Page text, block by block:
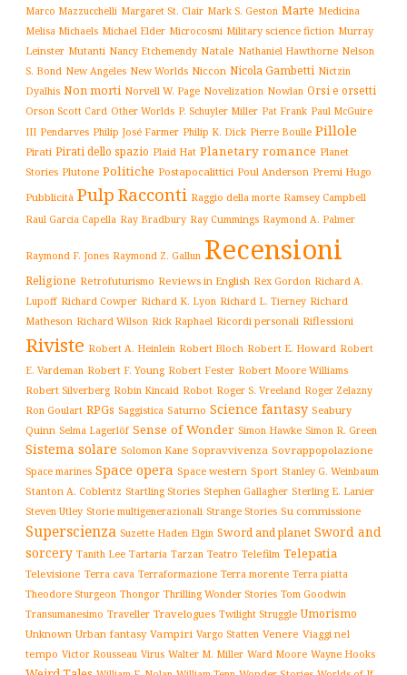
Marco Mazzucchelli Margaret St. Clair Mark S. Geston Marte Medicina
Melisa Michaels Michael Elder Microcosmi Military science fiction Murray
Leinster Mutanti Nancy Etchemendy Natale Nathaniel Hawthorne Nelson
S. Bond New Angeles New Worlds Niccon Nicola Gambetti Nictzin
Dyalhis Non morti Norvell W. Page Novelization Nowlan Orsi e orsetti
Orson Scott Card Other Worlds P. Schuyler Miller Pat Frank Paul McGuire
III Pendarves Philip José Farmer Philip K. Dick Pierre Boulle Pillole
Pirati Pirati dello spazio Plaid Hat Planetary romance Planet
Stories Plutone Politiche Postapocalittici Poul Anderson Premi Hugo
Pubblicità Pulp Racconti Raggio della morte Ramsey Campbell
Raul Garcia Capella Ray Bradbury Ray Cummings Raymond A. Palmer
Raymond F. Jones Raymond Z. Gallun Recensioni
Religione Retrofuturismo Reviews in English Rex Gordon Richard A.
Lupoff Richard Cowper Richard K. Lyon Richard L. Tierney Richard
Matheson Richard Wilson Rick Raphael Ricordi personali Riflessioni
Riviste Robert A. Heinlein Robert Bloch Robert E. Howard Robert
E. Vardeman Robert F. Young Robert Fester Robert Moore Williams
Robert Silverberg Robin Kincaid Robot Roger S. Vreeland Roger Zelazny
Ron Goulart RPGs Saggistica Saturno Science fantasy Seabury
Quinn Selma Lagerlöf Sense of Wonder Simon Hawke Simon R. Green
Sistema solare Solomon Kane Sopravvivenza Sovrappopolazione
Space marines Space opera Space western Sport Stanley G. Weinbaum
Stanton A. Coblentz Startling Stories Stephen Gallagher Sterling E. Lanier
Steven Utley Storie multigenerazionali Strange Stories Su commissione
Superscienza Suzette Haden Elgin Sword and planet Sword and
sorcery Tanith Lee Tartaria Tarzan Teatro Telefilm Telepatia
Televisione Terra cava Terraformazione Terra morente Terra piatta
Theodore Sturgeon Thongor Thrilling Wonder Stories Tom Goodwin
Transumanesimo Traveller Travelogues Twilight Struggle Umorismo
Unknown Urban fantasy Vampiri Vargo Statten Venere Viaggi nel
tempo Victor Rousseau Virus Walter M. Miller Ward Moore Wayne Hooks